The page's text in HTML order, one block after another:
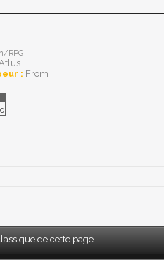
RPG
: From
de cette page